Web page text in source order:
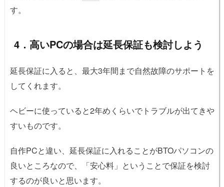
す。
4．高いPCの場合は延長保証も検討しよう
延長保証に入ると、最大3年間まで自然故障のサポートを
してくれます。
ヘビーに使っていると2年めくらいでトラブルが出てきや
すいものです。
自作PCと違い、延長保証に入れることがBTOパソコンの
良いところなので、「安心料」ということで保証を検討
するのが良いと思います。